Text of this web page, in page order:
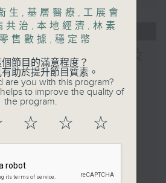
致死 母親誤殺及
童罪成判囚22年
17:00 - 18:00)
母親誤殺及殘酷對待
價格升幅對基層影響 提
貼計劃等建議
生 , 基層醫療 , 工展會
共治 , 本地經濟 , 林素
零售數據 , 穩定幣
節目的滿意程度？
助於提升節目質素。
are you with this program?
to improve the quality of
the program.
☆ ☆ ☆